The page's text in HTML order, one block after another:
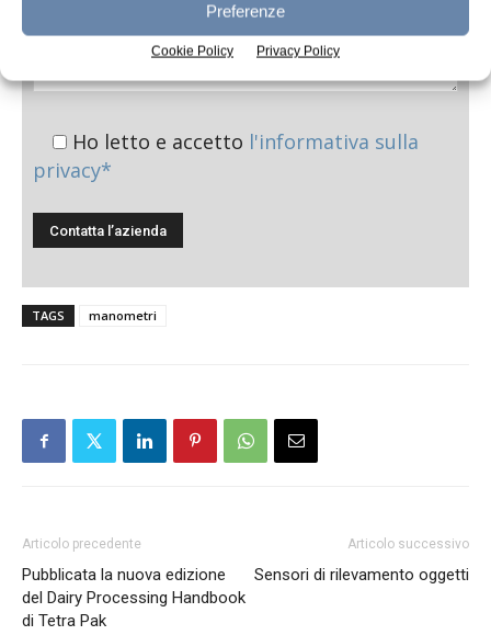
Preferenze
Cookie Policy Privacy Policy
Ho letto e accetto l'informativa sulla
privacy*
TAGS manometri
Articolo precedente
Pubblicata la nuova edizione
del Dairy Processing Handbook
di Tetra Pak
Articolo successivo
Sensori di rilevamento oggetti